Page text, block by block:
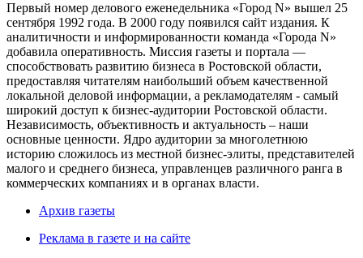
Первый номер делового еженедельника «Город N» вышел 25
сентября 1992 года. В 2000 году появился сайт издания. К
аналитичности и информированности команда «Города N»
добавила оперативность. Миссия газеты и портала —
способствовать развитию бизнеса в Ростовской области,
предоставляя читателям наибольший объем качественной
локальной деловой информации, а рекламодателям - самый
широкий доступ к бизнес-аудитории Ростовской области.
Независимость, объективность и актуальность – наши
основные ценности. Ядро аудитории за многолетнюю
историю сложилось из местной бизнес-элиты, представителей
малого и среднего бизнеса, управленцев различного ранга в
коммерческих компаниях и в органах власти.
Архив газеты
Реклама в газете и на сайте